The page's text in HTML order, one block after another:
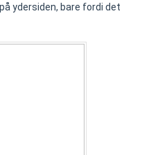
ydersiden, bare fordi det